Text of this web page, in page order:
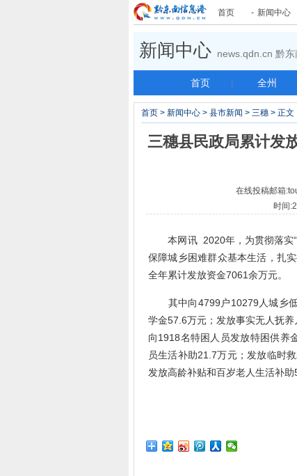
首页 - 新闻中心
新闻中心 news.qdn.cn 黔
首页 | 全州
首页 > 新闻中心 > 县市新闻 > 三穗 > 正文
三穗县民政局累计发
在线投稿邮箱
时间
本网讯 2020年，为贯彻落实“
保障城乡困难群众基本生活，扎
全年累计发放资金7061余万元。
其中向4799户10279人城乡低
学金57.6万元；发放事实无人抚
向1918名特困人员发放特困供养
员生活补助21.7万元；发放临时
发放高龄补贴和百岁老人生活补